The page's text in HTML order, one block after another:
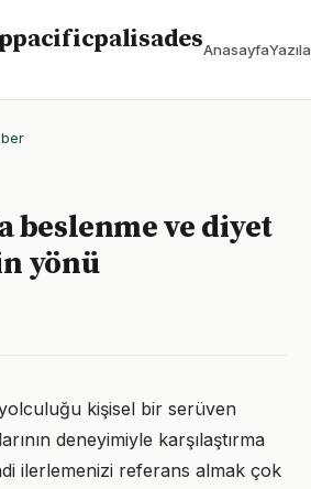
Anasayfa
beslenme ve diyet
yönü
kişisel bir serüven
deneyimiyle karşılaştırma
ilerlemenizi referans almak çok